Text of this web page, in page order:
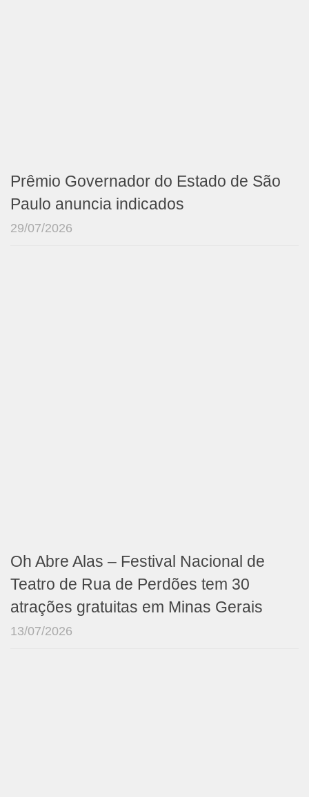
Prêmio Governador do Estado de São
Paulo anuncia indicados
29/07/2026
Oh Abre Alas – Festival Nacional de
Teatro de Rua de Perdões tem 30
atrações gratuitas em Minas Gerais
13/07/2026